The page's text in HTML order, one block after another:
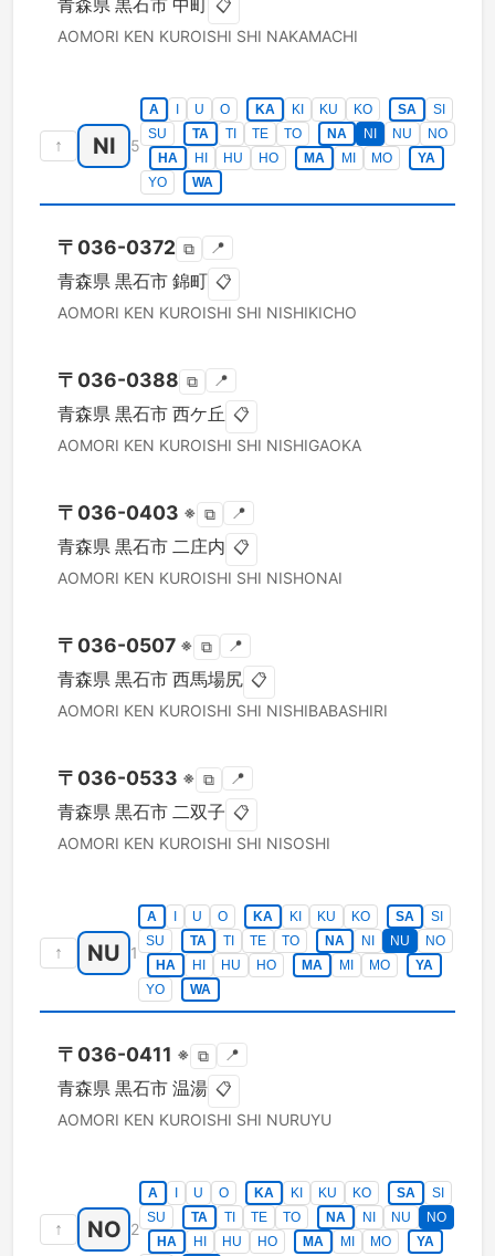
青森県 黒石市 中町 📋
AOMORI KEN KUROISHI SHI NAKAMACHI
↑ NI 5
A U O KA KI KU KO SA
SI
SU
TA TI TE TO NA NI NU
NO
HA
HI HU HO MA MI MO
YA
YO
WA
〒 036-0372 ⧉ 📍
青森県 黒石市 錦町 📋
AOMORI KEN KUROISHI SHI NISHIKICHO
〒 036-0388 ⧉ 📍
青森県 黒石市 西ケ丘 📋
AOMORI KEN KUROISHI SHI NISHIGAOKA
〒 036-0403 ※ ⧉ 📍
青森県 黒石市 二庄内 📋
AOMORI KEN KUROISHI SHI NISHONAI
〒 036-0507 ※ ⧉ 📍
青森県 黒石市 西馬場尻 📋
AOMORI KEN KUROISHI SHI NISHIBABASHIRI
〒 036-0533 ※ ⧉ 📍
青森県 黒石市 二双子 📋
AOMORI KEN KUROISHI SHI NISOSHI
↑ NU 1
A U O KA KI KU KO SA
SI
SU
TA TI TE TO NA NI NU
NO
HA
HI HU HO MA MI MO
YA
YO
WA
〒 036-0411 ※ ⧉ 📍
青森県 黒石市 温湯 📋
AOMORI KEN KUROISHI SHI NURUYU
↑ NO 2
A U O KA KI KU KO SA
SI
SU
TA TI TE TO NA NI NU
NO
HA
HI HU HO MA MI MO
YA